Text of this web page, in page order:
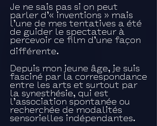
Je ne sais pas si on peut
parler d’« inventions » mais
l’une de mes tentatives a été
de guider le spectateur à
percevoir ce film d’une façon
différente.
Depuis mon jeune âge, je suis
fasciné par la correspondance
entre les arts et surtout par
la synesthésie, qui est
l’association spontanée ou
recherchée de modalités
sensorielles indépendantes.